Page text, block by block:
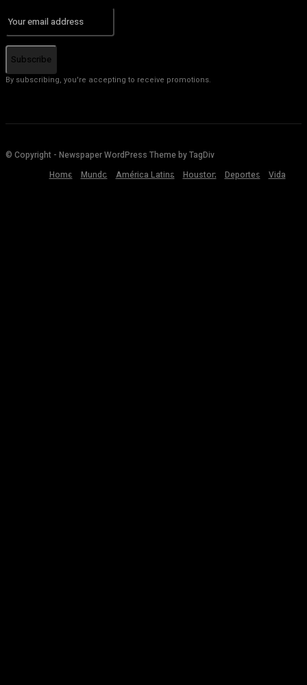
Subscribe
By subscribing, you're accepting to receive promotions.
© Copyright - Newspaper WordPress Theme by TagDiv
Home
Mundo América Latina Houston Deportes Vida